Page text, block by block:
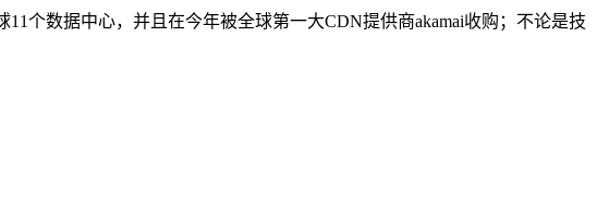
个数据中心，并且在今年被全球第一大CDN提供商akamai收购；不论是技